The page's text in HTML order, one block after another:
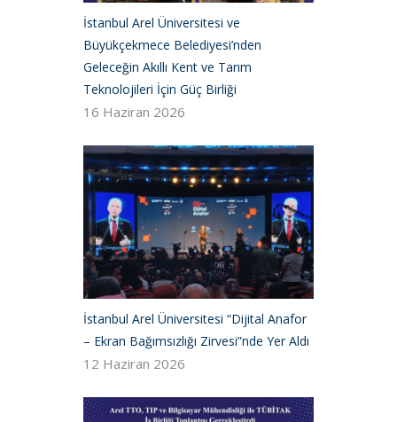
İstanbul Arel Üniversitesi ve
Büyükçekmece Belediyesi’nden
Geleceğin Akıllı Kent ve Tarım
Teknolojileri İçin Güç Birliği
16 Haziran 2026
İstanbul Arel Üniversitesi “Dijital Anafor
– Ekran Bağımsızlığı Zirvesi”nde Yer Aldı
12 Haziran 2026